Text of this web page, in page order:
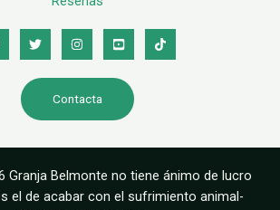
Contacta
Granja Belmonte no tiene ánimo de lucro
el de acabar con el sufrimiento animal-